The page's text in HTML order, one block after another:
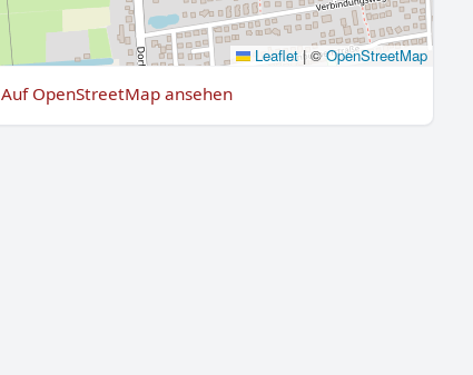
Leaflet |©OpenStreetMap
Auf OpenStreetMap ansehen